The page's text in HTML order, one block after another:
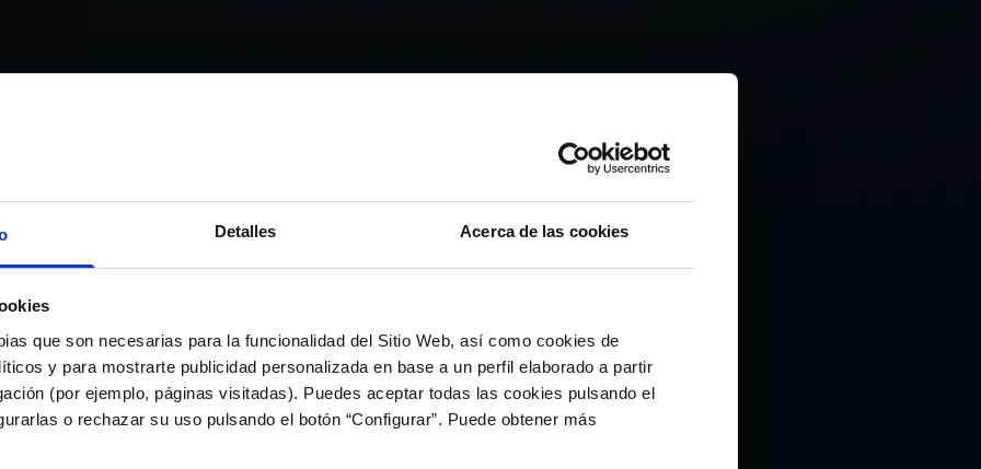
Detalles Acerca de las cookies
que son necesarias para la funcionalidad del Sitio Web, así como cookies de
y para mostrarte publicidad personalizada en base a un perfil elaborado a partir
(por ejemplo, páginas visitadas). Puedes aceptar todas las cookies pulsando el
o rechazar su uso pulsando el botón “Configurar”. Puede obtener más
EL KIT DIGITAL CELESTE
A AUTÓNOMOS Y PYMES
CELTISTAS